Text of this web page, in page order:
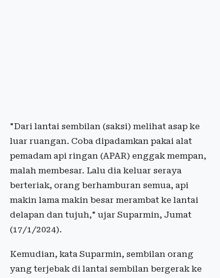
"Dari lantai sembilan (saksi) melihat asap ke
luar ruangan. Coba dipadamkan pakai alat
pemadam api ringan (APAR) enggak mempan,
malah membesar. Lalu dia keluar seraya
berteriak, orang berhamburan semua, api
makin lama makin besar merambat ke lantai
delapan dan tujuh," ujar Suparmin, Jumat
(17/1/2024).
Kemudian, kata Suparmin, sembilan orang
yang terjebak di lantai sembilan bergerak ke